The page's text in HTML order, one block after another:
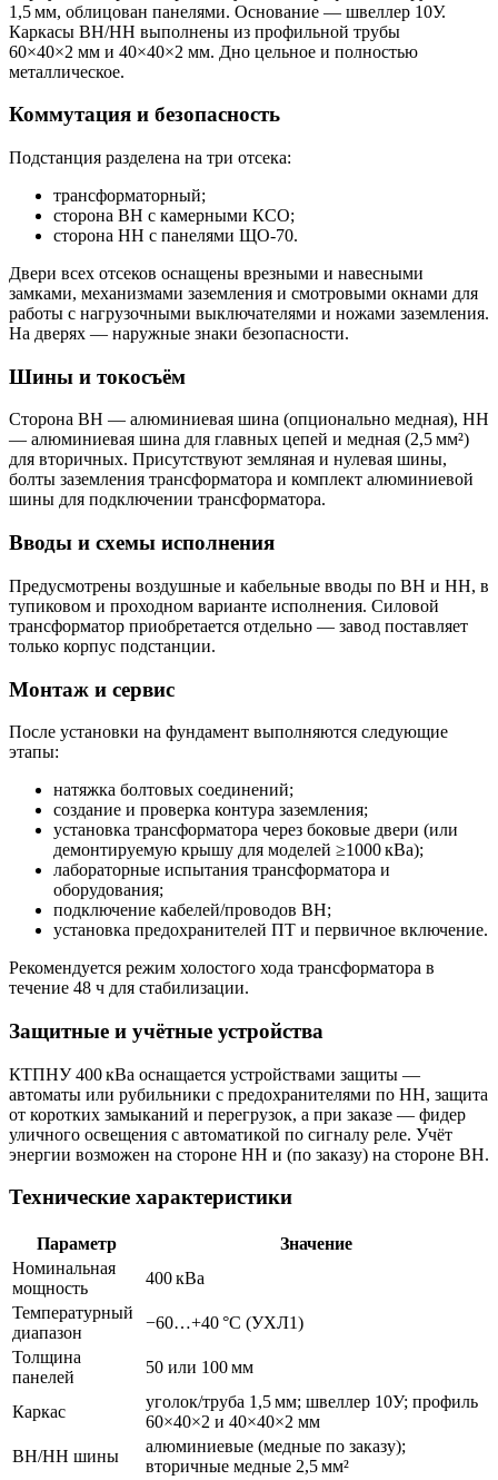
1,5 мм, облицован панелями. Основание — швеллер 10У.
Каркасы ВН/НН выполнены из профильной трубы
60×40×2 мм и 40×40×2 мм. Дно цельное и полностью
металлическое.
Коммутация и безопасность
Подстанция разделена на три отсека:
трансформаторный;
сторона ВН с камерными КСО;
сторона НН с панелями ЩО‑70.
Двери всех отсеков оснащены врезными и навесными
замками, механизмами заземления и смотровыми окнами для
работы с нагрузочными выключателями и ножами заземления.
На дверях — наружные знаки безопасности.
Шины и токосъём
Сторона ВН — алюминиевая шина (опционально медная), НН
— алюминиевая шина для главных цепей и медная (2,5 мм²)
для вторичных. Присутствуют земляная и нулевая шины,
болты заземления трансформатора и комплект алюминиевой
шины для подключении трансформатора.
Вводы и схемы исполнения
Предусмотрены воздушные и кабельные вводы по ВН и НН, в
тупиковом и проходном варианте исполнения. Силовой
трансформатор приобретается отдельно — завод поставляет
только корпус подстанции.
Монтаж и сервис
После установки на фундамент выполняются следующие
этапы:
натяжка болтовых соединений;
создание и проверка контура заземления;
установка трансформатора через боковые двери (или
демонтируемую крышу для моделей ≥1000 кВа);
лабораторные испытания трансформатора и
оборудования;
подключение кабелей/проводов ВН;
установка предохранителей ПТ и первичное включение.
Рекомендуется режим холостого хода трансформатора в
течение 48 ч для стабилизации.
Защитные и учётные устройства
КТПНУ 400 кВа оснащается устройствами защиты —
автоматы или рубильники с предохранителями по НН, защита
от коротких замыканий и перегрузок, а при заказе — фидер
уличного освещения с автоматикой по сигналу реле. Учёт
энергии возможен на стороне НН и (по заказу) на стороне ВН.
Технические характеристики
Параметр
Значение
Номинальная
мощность
400 кВа
Температурный
диапазон
−60…+40 °C (УХЛ1)
Толщина
панелей
50 или 100 мм
Каркас
уголок/труба 1,5 мм; швеллер 10У; профиль
60×40×2 и 40×40×2 мм
ВН/НН шины
алюминиевые (медные по заказу);
вторичные медные 2,5 мм²